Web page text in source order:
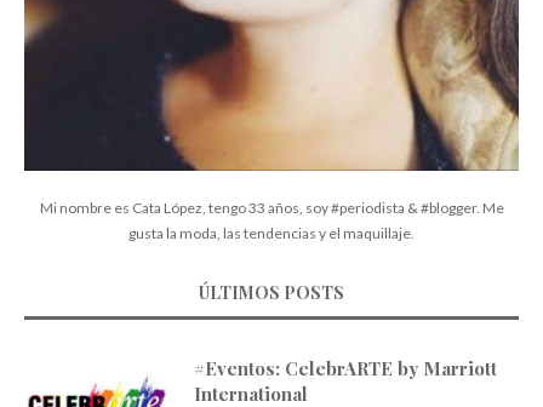
Mi nombre es Cata López, tengo 33 años, soy #periodista & #blogger. Me
gusta la moda, las tendencias y el maquillaje.
ÚLTIMOS POSTS
#Eventos: CelebrARTE by Marriott
International